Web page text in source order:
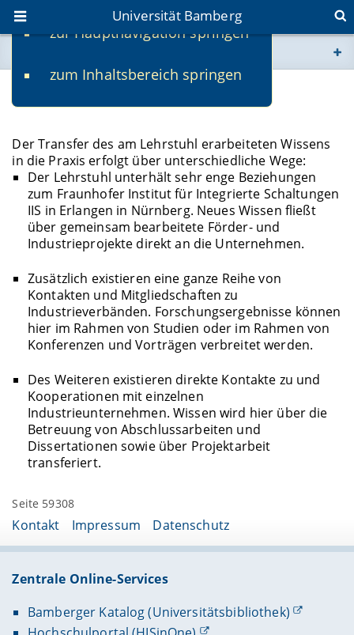
zur Hauptnavigation springen
zum Inhaltsbereich springen
Universität Bamberg
www.uni-bamberg.de
fis.uni-bamberg.de
Transfer
Der Transfer des am Lehrstuhl erarbeiteten Wissens
in die Praxis erfolgt über unterschiedliche Wege:
Der Lehrstuhl unterhält sehr enge Beziehungen
zum Fraunhofer Institut für Integrierte Schaltungen
IIS in Erlangen in Nürnberg. Neues Wissen fließt
über gemeinsam bearbeitete Förder- und
Industrieprojekte direkt an die Unternehmen.
Zusätzlich existieren eine ganze Reihe von
Kontakten und Mitgliedschaften zu
Industrieverbänden. Forschungsergebnisse können
hier im Rahmen von Studien oder im Rahmen von
Konferenzen und Vorträgen verbreitet werden.
Des Weiteren existieren direkte Kontakte zu und
Kooperationen mit einzelnen
Industrieunternehmen. Wissen wird hier über die
Betreuung von Abschlussarbeiten und
Dissertationen sowie über Projektarbeit
transferiert.
Seite 59308
Kontakt Impressum Datenschutz
Zentrale Online-Services
Bamberger Katalog (Universitätsbibliothek)